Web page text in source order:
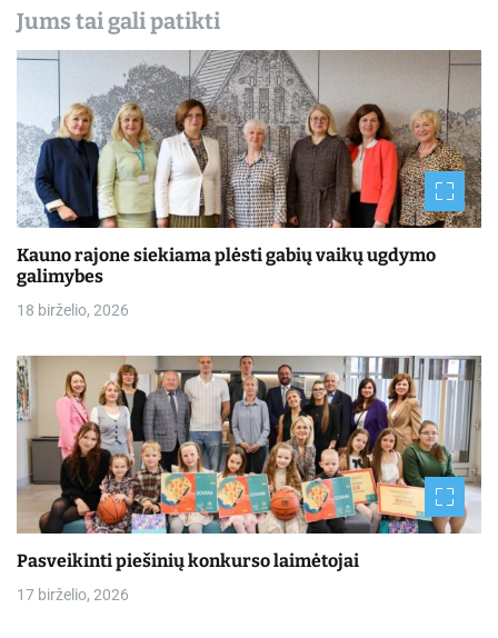
Jums tai gali patikti
Kauno rajone siekiama plėsti gabių vaikų ugdymo
galimybes
18 birželio, 2026
Pasveikinti piešinių konkurso laimėtojai
17 birželio, 2026